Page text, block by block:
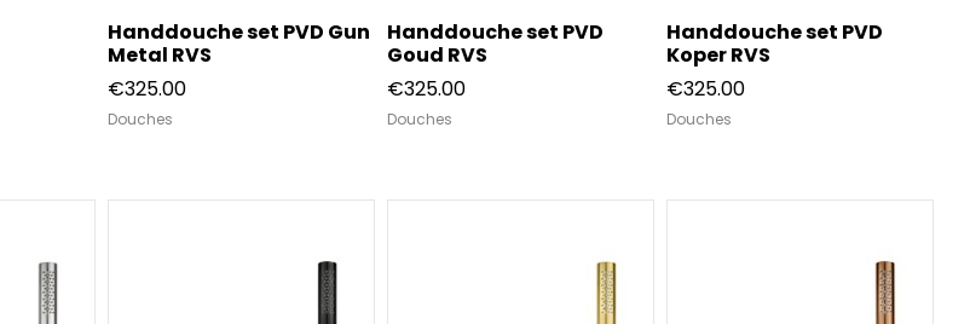
Handdouche set PVD Gun
Metal RVS
€325.00
Douches
Handdouche set PVD
Goud RVS
€325.00
Douches
Handdouche set PVD
Koper RVS
€325.00
Douches